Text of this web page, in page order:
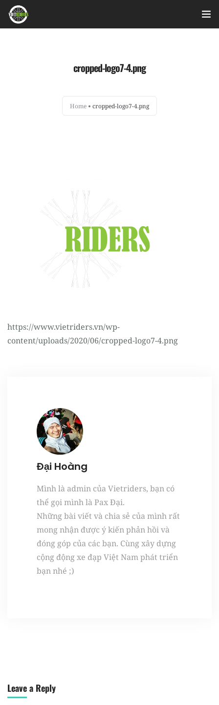
cropped-logo7-4.png
Home cropped-logo7-4.png
https://www.vietriders.vn/wp-
content/uploads/2020/06/cropped-logo7-4.png
Đại Hoàng
Mình là admin của Vietriders, bạn có
thể gọi mình là Pax Đại.
Những bài viết và chia sẻ của mình rất
mong nhận được ý kiến phản hồi và
đóng góp của các bạn. Cùng xây dựng
cộng động xe đạp Việt Nam phát triển
bạn nhé ;)
Leave a Reply